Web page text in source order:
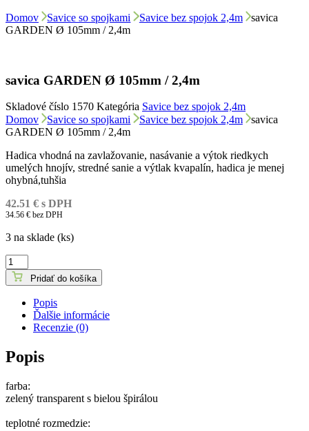
Domov Savice so spojkami Savice bez spojok 2,4m
savica
GARDEN Ø 105mm / 2,4m
savica GARDEN Ø 105mm / 2,4m
Skladové číslo 1570 Kategória Savice bez spojok 2,4m
Domov
Savice so spojkami Savice bez spojok 2,4m
savica
GARDEN Ø 105mm / 2,4m
Hadica vhodná na zavlažovanie, nasávanie a výtok riedkych
umelých hnojív, stredné sanie a výtlak kvapalín, hadica je menej
ohybná,tuhšia
42.51 € s DPH
34.56 € bez DPH
3 na sklade (ks)
množstvo
savica
GARDEN
105mm
Pridať do košíka
Popis
Ďalšie informácie
Recenzie (0)
Popis
farba:
zelený transparent s bielou špirálou
teplotné rozmedzie: